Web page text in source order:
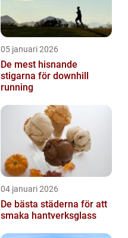
05 januari 2026
De mest hisnande
stigarna för downhill
running
04 januari 2026
De bästa städerna för att
smaka hantverksglass